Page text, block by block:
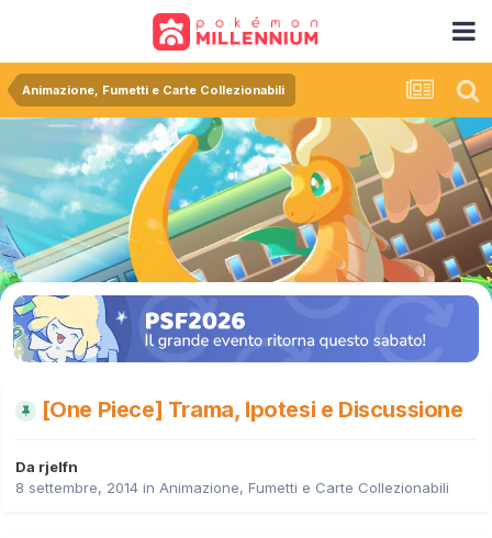
Animazione, Fumetti e Carte Collezionabili
[One Piece] Trama, Ipotesi e Discussione
Da rjelfn
8 settembre, 2014 in Animazione, Fumetti e Carte Collezionabili